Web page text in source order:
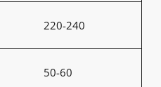
220-240
50-60